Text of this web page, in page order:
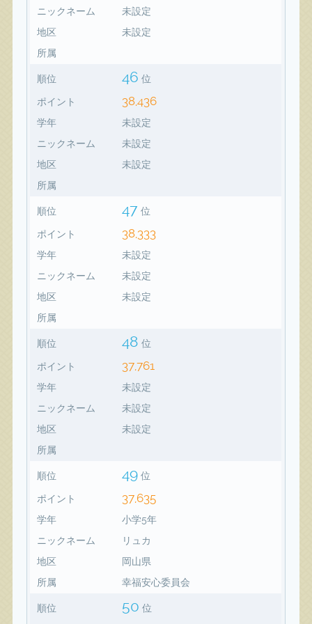
ニックネーム
未設定
地区
未設定
所属
順位 46 位
ポイント 38,436
学年
未設定
ニックネーム
未設定
地区
未設定
所属
順位 47 位
ポイント 38,333
学年
未設定
ニックネーム
未設定
地区
未設定
所属
順位 48 位
ポイント 37,761
学年
未設定
ニックネーム
未設定
地区
未設定
所属
順位 49 位
ポイント 37,635
学年
小学5年
ニックネーム
リュカ
地区
岡山県
所属
幸福安心委員会
順位 50 位